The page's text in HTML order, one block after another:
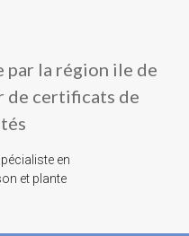
par la région ile de
de certificats de
en
et plante